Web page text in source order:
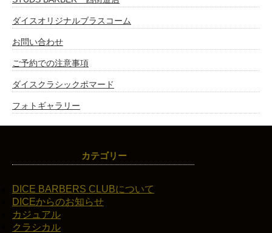
ダイスオリジナルブラスコーム
お問い合わせ
ご予約での注意事項
ダイスクラシックポマード
フォトギャラリー
カテゴリー
DICE BARBERS CLUBについて
DICEからのお知らせ
カジュアル
クラシカル